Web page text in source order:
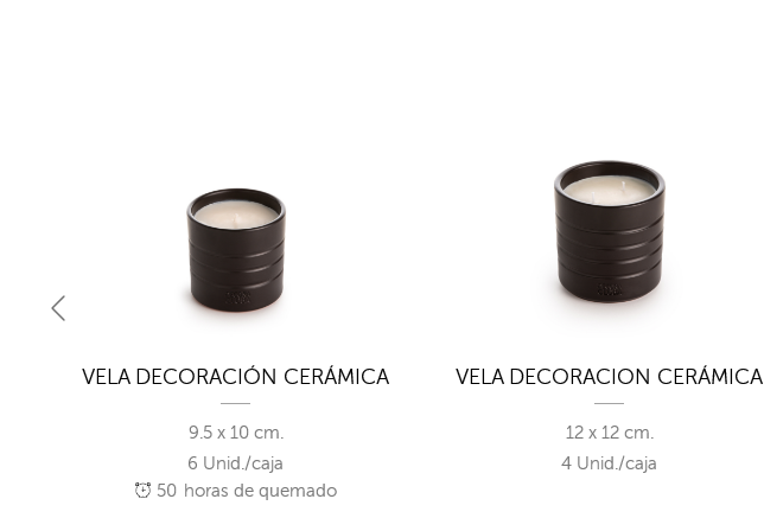
VELA DECORACIÓN CERÁMICA
9.5 x 10 cm.
6 Unid./caja
50 horas de quemado
VELA DECORACION CERÁMICA
12 x 12 cm.
4 Unid./caja